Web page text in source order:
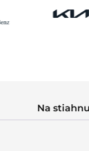
Na